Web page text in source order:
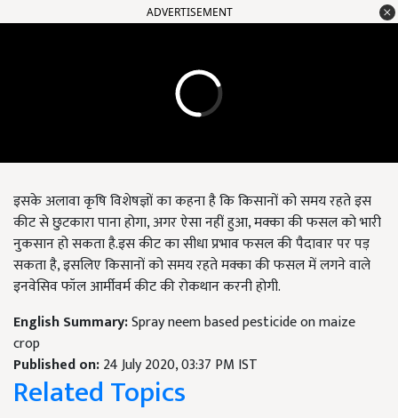
ADVERTISEMENT
इसके अलावा कृषि विशेषज्ञों का कहना है कि किसानों को समय रहते इस
कीट से छुटकारा पाना होगा, अगर ऐसा नहीं हुआ, मक्का की फसल को भारी
नुकसान हो सकता है.इस कीट का सीधा प्रभाव फसल की पैदावार पर पड़
सकता है, इसलिए किसानों को समय रहते मक्का की फसल में लगने वाले
इनवेसिव फॉल आर्मीवर्म कीट की रोकथान करनी होगी.
English Summary:Spray neem based pesticide on maize
crop
Published on:24 July 2020, 03:37 PM IST
Related Topics